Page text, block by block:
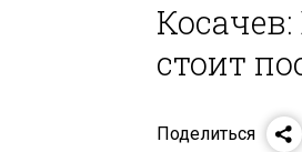
стоит
Поделиться